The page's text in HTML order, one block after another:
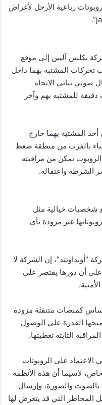
رباعية الأرجل لأغراض
بكلبين آليين إلى موقع
تحركات المشتبه بهما داخل
صوتي ثنائي الاتجاه
للمشتبه بهم وآخر
المشتبه بهما خارج
بالقرب من منطقة ضغط
تمكن من مراقبته
الشرطة واعتقاله.
شخصيات خيالية مثل
غير مزودة بأي
“أونداونتد”، إن الشركة لا
على أن دورها يقتصر على
كمنصات متنقلة مزودة
القدرة على الوصول
الثابتة تغطيتها.
على الروبوتات
لاسيما أن هذه الأنظمة
بالصوت والصورة، وإرسال
المخاطر التي قد يتعرض لها